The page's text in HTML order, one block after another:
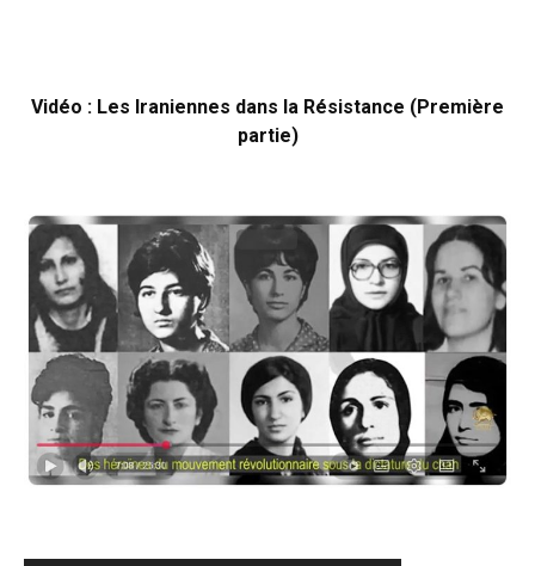
Vidéo : Les Iraniennes dans la Résistance (Première
partie)